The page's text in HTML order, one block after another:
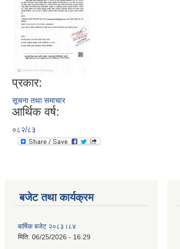
प्रकार:
सूचना तथा समाचार
आर्थिक वर्ष:
०८२/८३
बजेट तथा कार्यक्रम
बार्षिक बजेट २०८३।८४
मिति: 06/25/2026 - 16:29